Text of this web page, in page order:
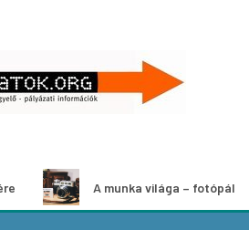
A munka világa – fotópályázat